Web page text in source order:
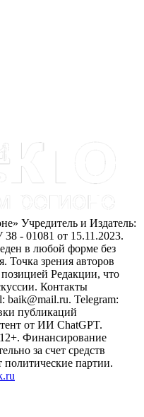
Учредитель и Издатель:
01081 от 15.11.2023.
в любой форме без
Точка зрения авторов
Редакции, что
Контакты
baik@mail.ru. Telegram:
публикаций
от ИИ ChatGPT.
Финансирование
за счет средств
политические партии.